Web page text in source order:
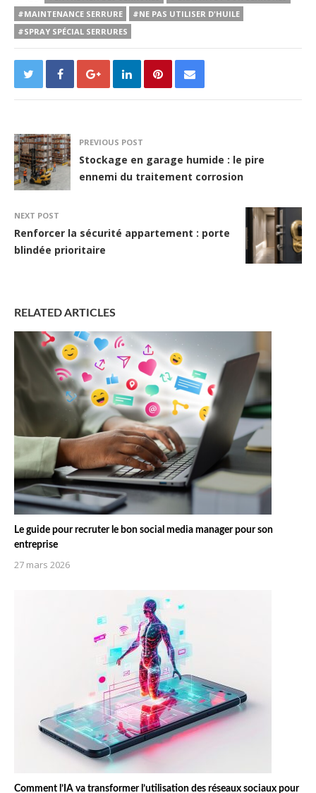
#MAINTENANCE SERRURE
#NE PAS UTILISER D'HUILE
#SPRAY SPÉCIAL SERRURES
PREVIOUS POST
Stockage en garage humide : le pire
ennemi du traitement corrosion
NEXT POST
Renforcer la sécurité appartement : porte
blindée prioritaire
RELATED ARTICLES
Le guide pour recruter le bon social media manager pour son
entreprise
27 mars 2026
Comment l’IA va transformer l’utilisation des réseaux sociaux pour